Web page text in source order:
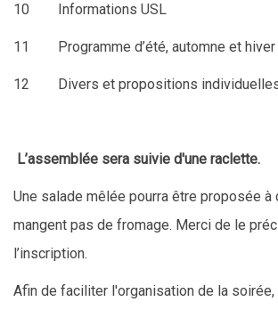
10 Informations USL
11 Programme d’été, automne et hiver
12 Divers et propositions
L’assemblée sera suivie d'une raclette.
Une salade mêlée pourra être proposée à
mangent pas de fromage. Merci de le
l’inscription.
Afin de faciliter l'organisation de la